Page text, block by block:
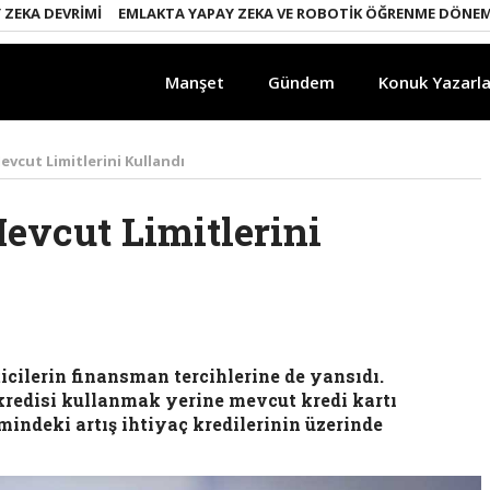
DEVRIMI EMLAKTA YAPAY ZEKA VE ROBOTIK ÖĞRENME DÖNEMI
Manşet Gündem Konuk
Limitlerini Kullandı
Limitlerini
finansman tercihlerine de yansıdı.
kullanmak yerine mevcut kredi kartı
artış ihtiyaç kredilerinin üzerinde